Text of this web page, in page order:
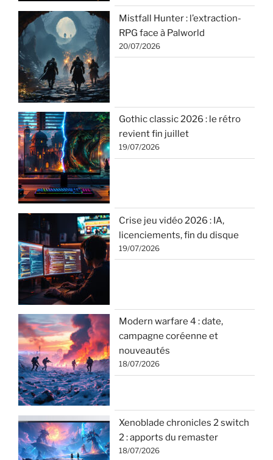
Mistfall Hunter : l’extraction-
RPG face à Palworld
20/07/2026
Gothic classic 2026 : le rétro
revient fin juillet
19/07/2026
Crise jeu vidéo 2026 : IA,
licenciements, fin du disque
19/07/2026
Modern warfare 4 : date,
campagne coréenne et
nouveautés
18/07/2026
Xenoblade chronicles 2 switch
2 : apports du remaster
18/07/2026